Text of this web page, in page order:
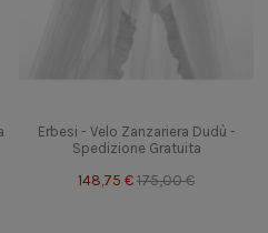
Erbesi - Velo Zanzariera Dudù -
Spedizione Gratuita
148,75 €175,00 €